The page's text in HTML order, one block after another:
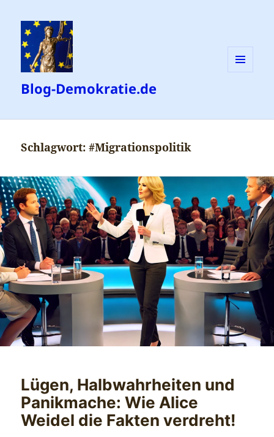
Blog-Demokratie.de
Schlagwort:#Migrationspolitik
Lügen, Halbwahrheiten und
Panikmache: Wie Alice
Weidel die Fakten verdreht!